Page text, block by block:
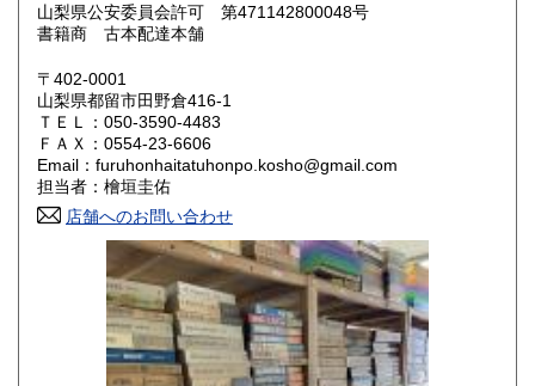
鳥取県 800円 島根県
岡山県
山口県 800円
香川県 800円 愛媛県
高知県 800円
800円 長崎県
800円 大分県
鹿児島県
山梨県公安委員会許可 第471142800048号
書籍商 古本配達本舗
〒402-0001
山梨県都留市田野倉416-1
ＴＥＬ：050-3590-4483
ＦＡＸ：0554-23-6606
Email：furuhonhaitatuhonpo.kosho@gmail.com
担当者：檜垣圭佑
店舗へのお問い合わせ